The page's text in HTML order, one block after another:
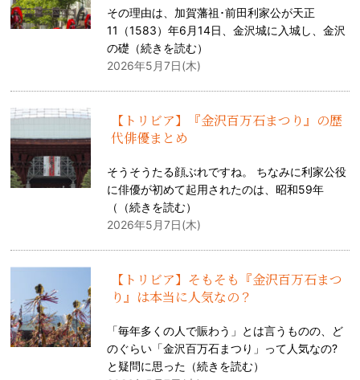
その理由は、加賀藩祖･前田利家公が天正
11（1583）年6月14日、金沢城に入城し、金沢
の礎（続きを読む）
2026年5月7日(木)
【トリビア】『金沢百万石まつり』の歴
代俳優まとめ
そうそうたる顔ぶれですね。 ちなみに利家公役
に俳優が初めて起用されたのは、昭和59年
（（続きを読む）
2026年5月7日(木)
【トリビア】そもそも『金沢百万石まつ
り』は本当に人気なの？
「毎年多くの人で賑わう」とは言うものの、ど
のぐらい「金沢百万石まつり」って人気なの?
と疑問に思った（続きを読む）